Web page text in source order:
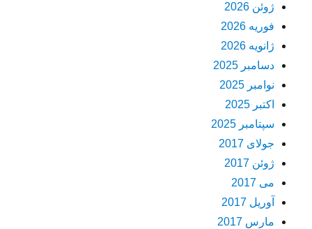
ژوئن 2026
فوریه 2026
ژانویه 2026
دسامبر 2025
نوامبر 2025
اکتبر 2025
سپتامبر 2025
جولای 2017
ژوئن 2017
می 2017
آوریل 2017
مارس 2017